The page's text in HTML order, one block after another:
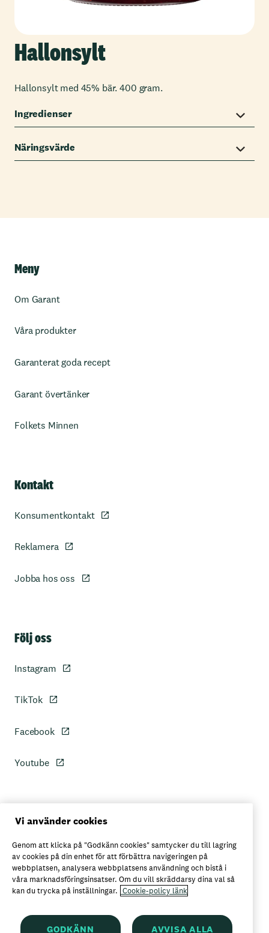
Hallonsylt
Hallonsylt med 45% bär. 400 gram.
Ingredienser
Näringsvärde
Meny
Om Garant
Våra produkter
Garanterat goda recept
Garant övertänker
Folkets Minnen
Kontakt
Konsumentkontakt
Reklamera
Jobba hos oss
Följ oss
Instagram
TikTok
Facebook
Youtube
Personuppgiftspolicy
Axfoods integritetspolicy
Här kan du köpa Garant
Vi använder cookies
Genom att klicka på "Godkänn cookies" samtycker du till lagring
av cookies på din enhet för att förbättra navigeringen på
webbplatsen, analysera webbplatsens användning och bistå i
våra marknadsföringsinsatser. Om du vill skräddarsy dina val så
kan du trycka på inställningar. Cookie-policy länk
GODKÄNN AVVISA ALLA